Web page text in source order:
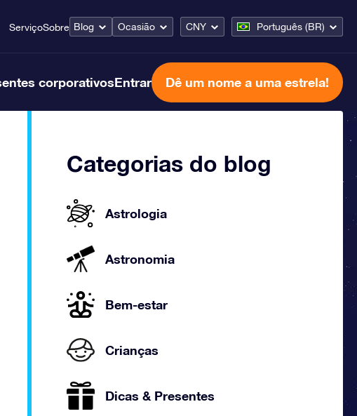
ServiçoSobre Blog Ocasião CNY Português (BR)
corporativosEntrar Dê um nome a uma estrela!
Categorias do blog
Astrologia
Astronomia
Bem-estar
Crianças
Dicas & Presentes